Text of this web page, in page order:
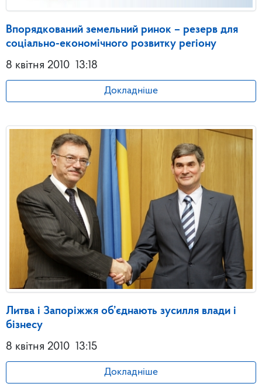
Впорядкований земельний ринок – резерв для
соціально-економічного розвитку регіону
8 квітня 2010 13:18
Докладніше
Литва і Запоріжжя об’єднають зусилля влади і
бізнесу
8 квітня 2010 13:15
Докладніше